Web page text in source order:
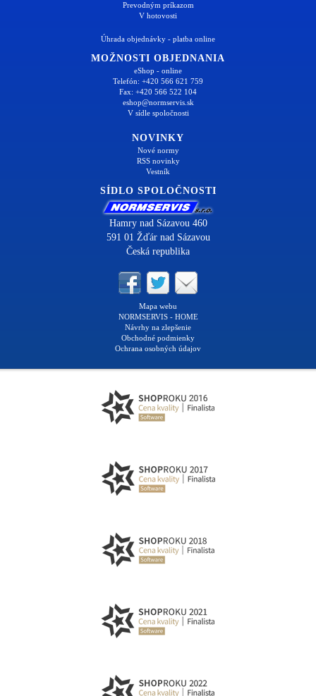
Prevodným príkazom
V hotovosti
Úhrada objednávky - platba online
MOŽNOSTI OBJEDNANIA
eShop - online
Telefón: +420 566 621 759
Fax: +420 566 522 104
eshop@normservis.sk
V sídle spoločnosti
NOVINKY
Nové normy
RSS novinky
Vestník
SÍDLO SPOLOČNOSTI
Hamry nad Sázavou 460
591 01 Žďár nad Sázavou
Česká republika
Mapa webu
NORMSERVIS - HOME
Návrhy na zlepšenie
Obchodné podmienky
Ochrana osobných údajov